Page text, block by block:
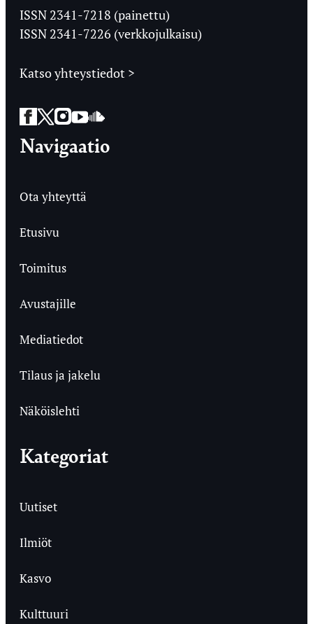
Ylioppilaslehti
ISSN 2341-7218 (painettu)
ISSN 2341-7226 (verkkojulkaisu)
Katso yhteystiedot >
Facebook
Twitter
Instagram
YouTube
SoundCloud
Navigaatio
Ota yhteyttä
Etusivu
Toimitus
Avustajille
Mediatiedot
Tilaus ja jakelu
Näköislehti
Kategoriat
Uutiset
Ilmiöt
Kasvo
Kulttuuri